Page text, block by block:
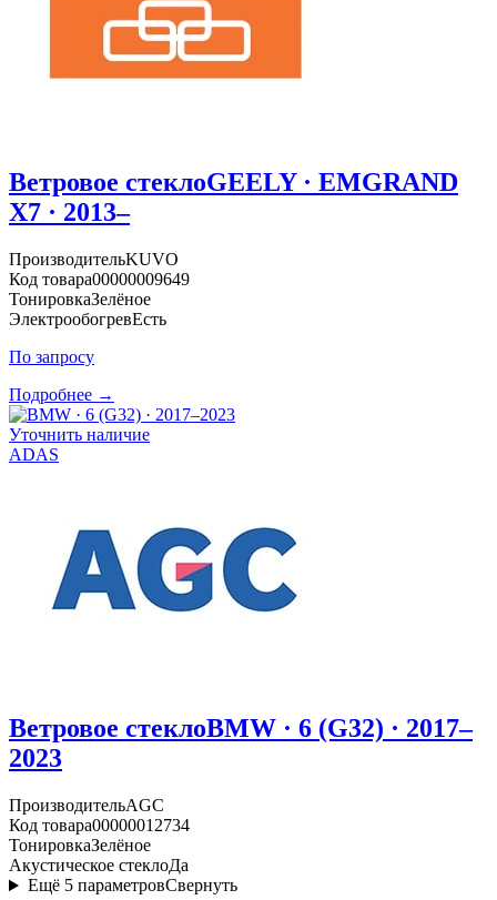
Ветровое стеклоGEELY · EMGRAND
X7 · 2013–
ПроизводительKUVO
Код товара00000009649
ТонировкаЗелёное
ЭлектрообогревЕсть
По запросу
Подробнее →
Уточнить наличие
ADAS
Ветровое стеклоBMW · 6 (G32) · 2017–
2023
ПроизводительAGC
Код товара00000012734
ТонировкаЗелёное
Акустическое стеклоДа
Ещё 5 параметровСвернуть